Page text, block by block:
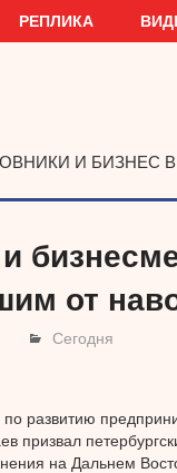
РЕПЛИКА
И БИЗНЕС
от
Сегодня
развитию
призвал
на Дальнем